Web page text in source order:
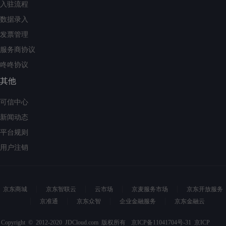
入驻流程
数据录入
发票管理
服务商协议
咚咚协议
其他
可信中心
新闻动态
平台规则
用户注销
京东商城 京东智联云 云市场 京麦服务市场
京东开放服务
京准通
京东众智 企业金融服务 京东金融云
Copyright © 2012-2020 JDCloud.com 版权所有 京ICP备11041704号-31 京ICP